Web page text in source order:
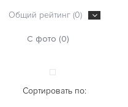
Общий рейтинг (0)
С фото (0)
Сортировать по: